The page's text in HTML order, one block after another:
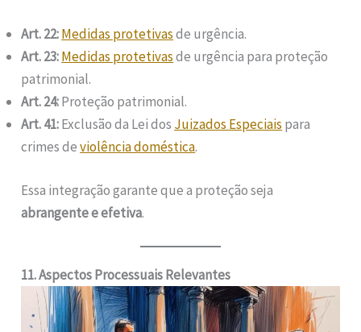
Art. 22:Medidas protetivasde urgência.
Art. 23:Medidas protetivasde urgência para proteção
patrimonial.
Art. 24:Proteção patrimonial.
Art. 41:Exclusão da Lei dos Juizados Especiais para
crimes deviolência doméstica.
Essa integração garante que a proteção seja
abrangente e efetiva.
11. Aspectos Processuais Relevantes